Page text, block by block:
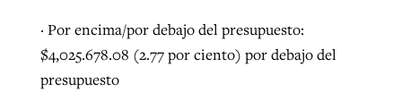
· Por encima/por debajo del presupuesto:
$4,025.678.08 (2.77 por ciento) por debajo del
presupuesto